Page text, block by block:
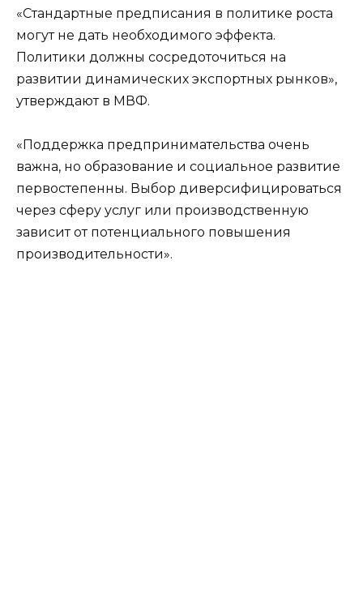
«Стандартные предписания в политике роста
могут не дать необходимого эффекта.
Политики должны сосредоточиться на
развитии динамических экспортных рынков»,
утверждают в МВФ.
«Поддержка предпринимательства очень
важна, но образование и социальное развитие
первостепенны. Выбор диверсифицироваться
через сферу услуг или производственную
зависит от потенциального повышения
производительности».